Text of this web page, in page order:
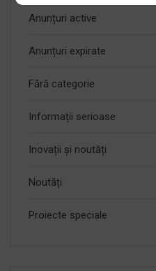
Anunțuri active
Anunțuri expirate
Fără categorie
Informații serioase
Inovații și noutăți
Noutăți
Proiecte speciale